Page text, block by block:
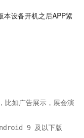
本设备开机之后APP紧
比如广告展示，展会演
9 及以下版